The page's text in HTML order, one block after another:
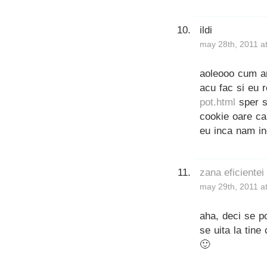
ildi
may 28th, 2011
aoleooo cum
acu fac si eu
pot.html sper
cookie oare
eu inca nam
zana eficientei
may 29th, 2011
aha, deci se
se uita la tine
🙂